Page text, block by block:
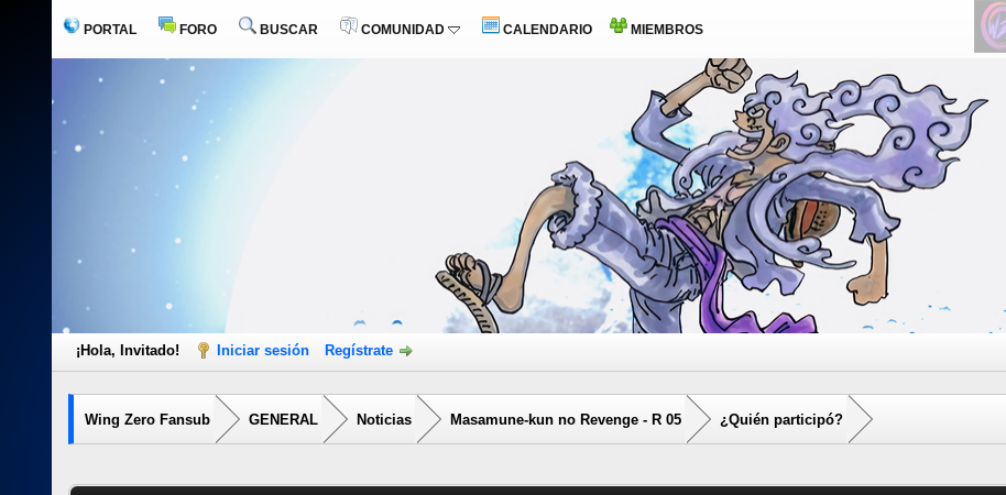
PORTAL FORO BUSCAR COMUNIDAD CALENDARIO MIEMBROS
¡Hola, Invitado! Iniciar sesión Regístrate
Wing Zero Fansub GENERAL Noticias Masamune-kun no Revenge - R 05 ¿Quién participó?